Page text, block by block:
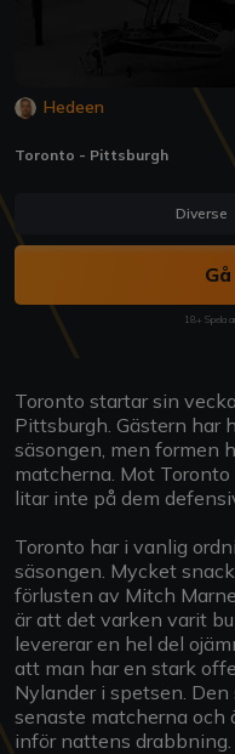
Hedeen
Toronto - Pittsburgh
Diverse
18+ Spela
Toronto startar sin
Pittsburgh. Gästern har
säsongen, men formen
matcherna. Mot
litar inte på dem
Toronto har i vanlig
säsongen. Mycket
förlusten av Mitch
är att det varken varit
levererar en hel del
att man har en stark
Nylander i spetsen.
senaste matcherna och
inför nattens drabbning.